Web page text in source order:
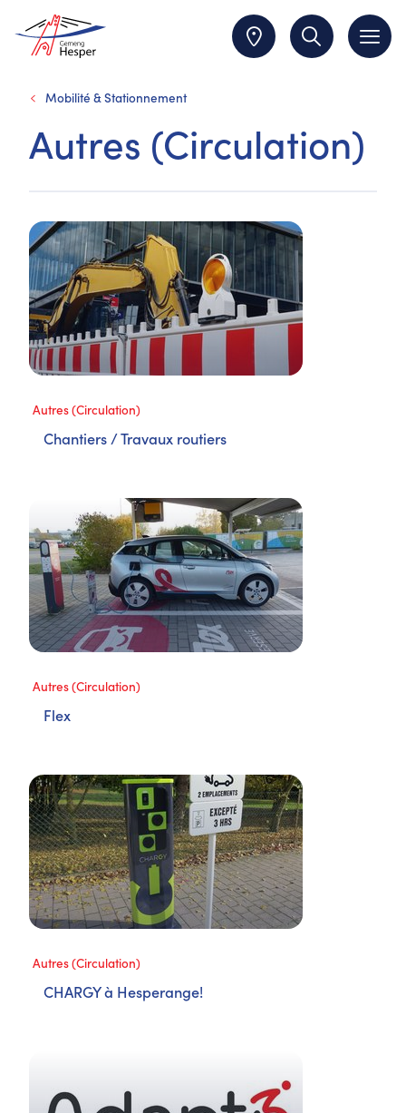
Mobilité & Stationnement
Autres (Circulation)
Autres (Circulation)
Chantiers / Travaux routiers
Autres (Circulation)
Flex
Autres (Circulation)
CHARGY à Hesperange!